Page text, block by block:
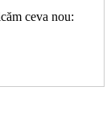
ceva nou: